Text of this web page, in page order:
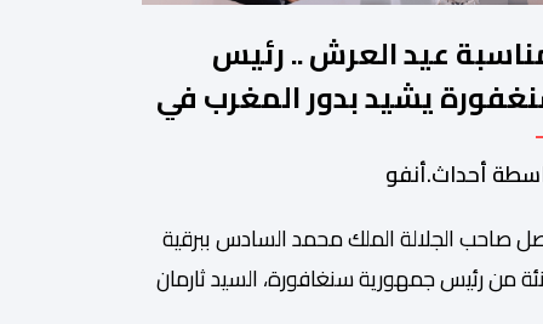
عيد العرش .. رئيس
يشيد بدور المغرب في
الحوار بين الأديان
أحداث.أنفو
صاحب الجلالة الملك محمد السادس ببرقية
من رئيس جمهورية سنغافورة، السيد ثارمان